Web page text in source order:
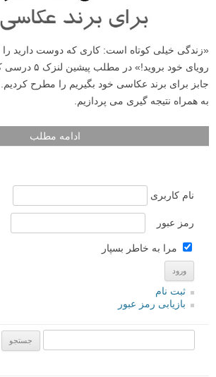
«زندگی خیلی کوتاه است: کاری که دوست دارید را
رویای خود
به همراه نتیجه گیری می پردازیم.
ادامه مطلب
نام کاربری
رمز عبور
مرا به خاطر بسپار
ثبت نام
بازیابی رمز عبور